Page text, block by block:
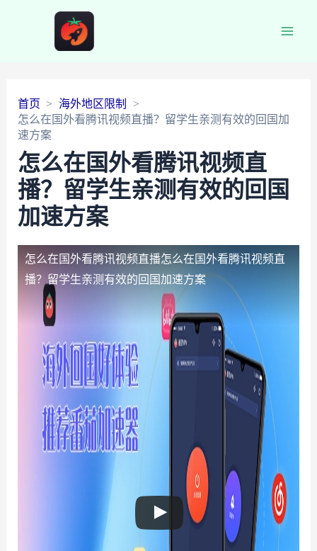
首页
海外地区限制
怎么在国外看腾讯视频直播？留学生亲测有效的回国加
速方案
怎么在国外看腾讯视频直
播？留学生亲测有效的回国
加速方案
怎么在国外看腾讯视频直播怎么在国外看腾讯视频直
播？留学生亲测有效的回国加速方案